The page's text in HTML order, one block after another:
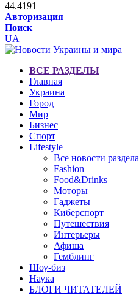
44.4191
Авторизация
Поиск
UA
ВСЕ РАЗДЕЛЫ
Главная
Украина
Город
Мир
Бизнес
Спорт
Lifestyle
Все новости раздела
Fashion
Food&Drinks
Моторы
Гаджеты
Киберспорт
Путешествия
Интерьеры
Афиша
Гемблинг
Шоу-биз
Наука
БЛОГИ ЧИТАТЕЛЕЙ